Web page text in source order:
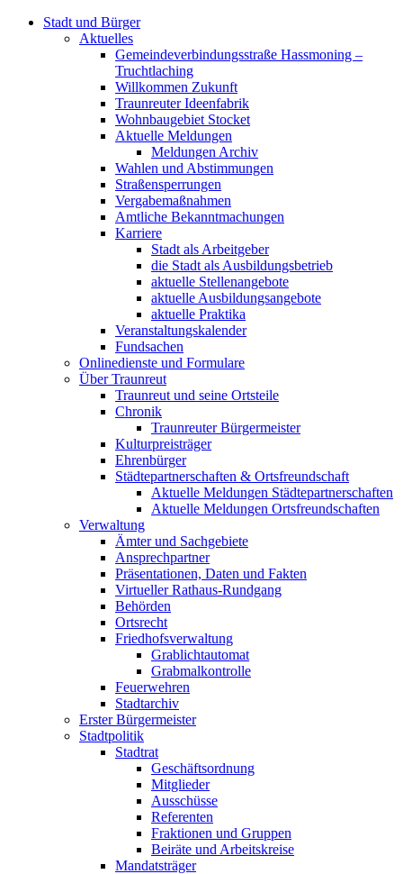
Stadt und Bürger
Aktuelles
Gemeindeverbindungsstraße Hassmoning –
Truchtlaching
Willkommen Zukunft
Traunreuter Ideenfabrik
Wohnbaugebiet Stocket
Aktuelle Meldungen
Meldungen Archiv
Wahlen und Abstimmungen
Straßensperrungen
Vergabemaßnahmen
Amtliche Bekanntmachungen
Karriere
Stadt als Arbeitgeber
die Stadt als Ausbildungsbetrieb
aktuelle Stellenangebote
aktuelle Ausbildungsangebote
aktuelle Praktika
Veranstaltungskalender
Fundsachen
Onlinedienste und Formulare
Über Traunreut
Traunreut und seine Ortsteile
Chronik
Traunreuter Bürgermeister
Kulturpreisträger
Ehrenbürger
Städtepartnerschaften & Ortsfreundschaft
Aktuelle Meldungen Städtepartnerschaften
Aktuelle Meldungen Ortsfreundschaften
Verwaltung
Ämter und Sachgebiete
Ansprechpartner
Präsentationen, Daten und Fakten
Virtueller Rathaus-Rundgang
Behörden
Ortsrecht
Friedhofsverwaltung
Grablichtautomat
Grabmalkontrolle
Feuerwehren
Stadtarchiv
Erster Bürgermeister
Stadtpolitik
Stadtrat
Geschäftsordnung
Mitglieder
Ausschüsse
Referenten
Fraktionen und Gruppen
Beiräte und Arbeitskreise
Mandatsträger